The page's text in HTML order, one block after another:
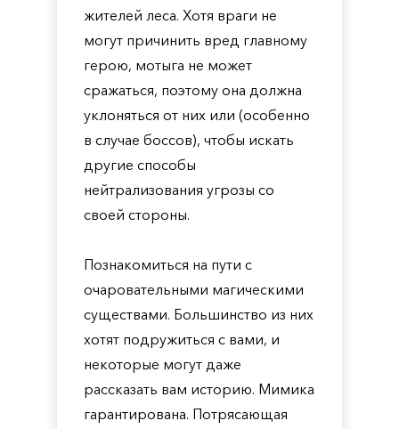
жителей леса. Хотя враги не
могут причинить вред главному
герою, мотыга не может
сражаться, поэтому она должна
уклоняться от них или (особенно
в случае боссов), чтобы искать
другие способы
нейтрализования угрозы со
своей стороны.
Познакомиться на пути с
очаровательными магическими
существами. Большинство из них
хотят подружиться с вами, и
некоторые могут даже
рассказать вам историю. Мимика
гарантирована. Потрясающая